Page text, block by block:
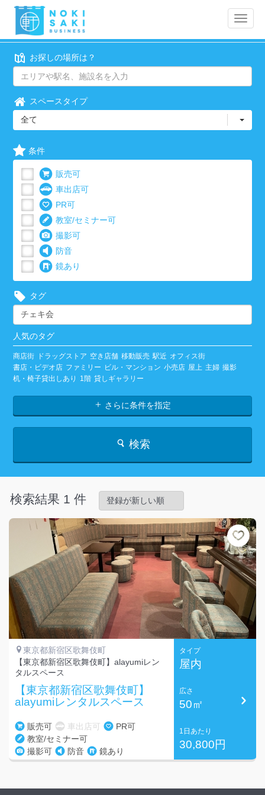
Toggle
お探しの場所は？
スペースタイプ
全て
条件
販売可
車出店可
PR可
教室/セミナー可
撮影可
防音
鏡あり
タグ
人気のタグ
商店街 ドラッグストア 空き店舗 移動販売 駅近 オフィス街
書店・ビデオ店 ファミリー ビル・マンション 小売店 屋上 主婦 撮影
机・椅子貸出しあり
1階 貸しギャラリー
さらに条件を指定
検索
検索結果 1 件
東京都新宿区歌舞伎町
【東京都新宿区歌舞伎町】alayumiレン
タルスペース
【東京都新宿区歌舞伎町】
alayumiレンタルスペース
販売可 車出店可
PR可
教室/セミナー可
撮影可
防音 鏡あり
タイプ
屋内
広さ
50㎡
1日あたり
30,800円